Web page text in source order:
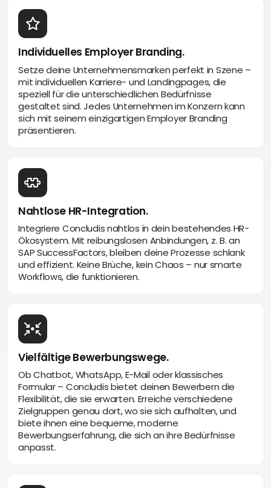
Individuelles Employer Branding.
Setze deine Unternehmensmarken perfekt in Szene –
mit individuellen Karriere- und Landingpages, die
speziell für die unterschiedlichen Bedürfnisse
gestaltet sind. Jedes Unternehmen im Konzern kann
sich mit seinem einzigartigen Employer Branding
präsentieren.
Nahtlose HR-Integration.
Integriere Concludis nahtlos in dein bestehendes HR-
Ökosystem. Mit reibungslosen Anbindungen, z. B. an
SAP SuccessFactors, bleiben deine Prozesse schlank
und effizient. Keine Brüche, kein Chaos – nur smarte
Workflows, die funktionieren.
Vielfältige Bewerbungswege.
Ob Chatbot, WhatsApp, E-Mail oder klassisches
Formular – Concludis bietet deinen Bewerbern die
Flexibilität, die sie erwarten. Erreiche verschiedene
Zielgruppen genau dort, wo sie sich aufhalten, und
biete ihnen eine bequeme, moderne
Bewerbungserfahrung, die sich an ihre Bedürfnisse
anpasst.